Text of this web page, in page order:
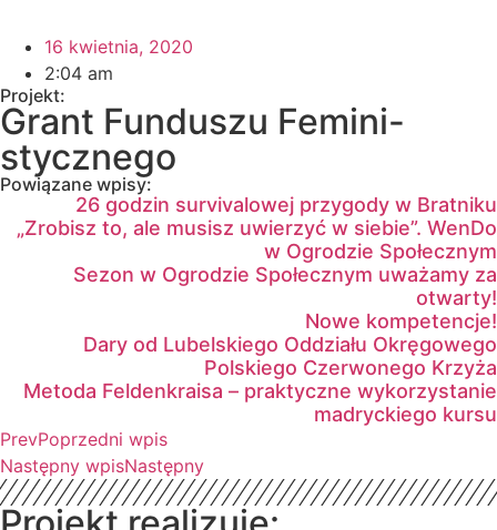
16 kwietnia, 2020
2:04 am
Projekt:
Grant Funduszu Femini-
stycznego
Powiązane wpisy:
26 godzin survivalowej przygody w Bratniku
„Zrobisz to, ale musisz uwierzyć w siebie”. WenDo
w Ogrodzie Społecznym
Sezon w Ogrodzie Społecznym uważamy za
otwarty!
Nowe kompetencje!
Dary od Lubelskiego Oddziału Okręgowego
Polskiego Czerwonego Krzyża
Metoda Feldenkraisa – praktyczne wykorzystanie
madryckiego kursu
PrevPoprzedni wpis
Następny wpisNastępny